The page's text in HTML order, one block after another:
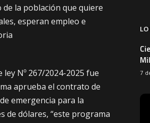
la población que quiere
esperan empleo e
ley Nº 267/2024-2025 fue
aprueba el contrato de
emergencia para la
de dólares, “este programa
7